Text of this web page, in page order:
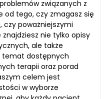
związanych z
od tego, czy zmagasz się
czy poważniejszymi
nie tylko opisy
ale także
temat dostępnych
terapii oraz porad
celem jest
w wyborze